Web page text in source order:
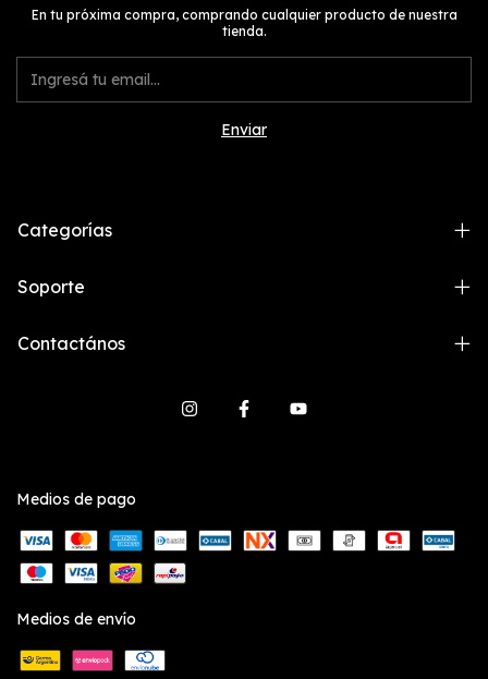
En tu próxima compra, comprando cualquier producto de nuestra
tienda.
Categorías
Soporte
Contactános
Medios de pago
Medios de envío